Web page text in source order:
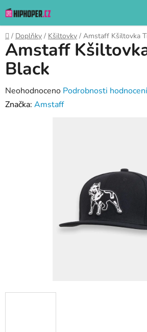
na
obsah
Domů
/ Doplňky / Kšiltovky / Amstaff Kšiltovka
Amstaff
Black
Průměrné
hodnocení
Neohodnoceno Podrobnosti hodnocení
Značka: Amstaff